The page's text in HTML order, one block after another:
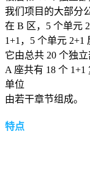
我们项目的大部分
在 B 区，5 个单元
1+1，5 个单元 2+1
它由总共 20 个独
A 座共有 18 个
单位
由若干章节组成。
特点